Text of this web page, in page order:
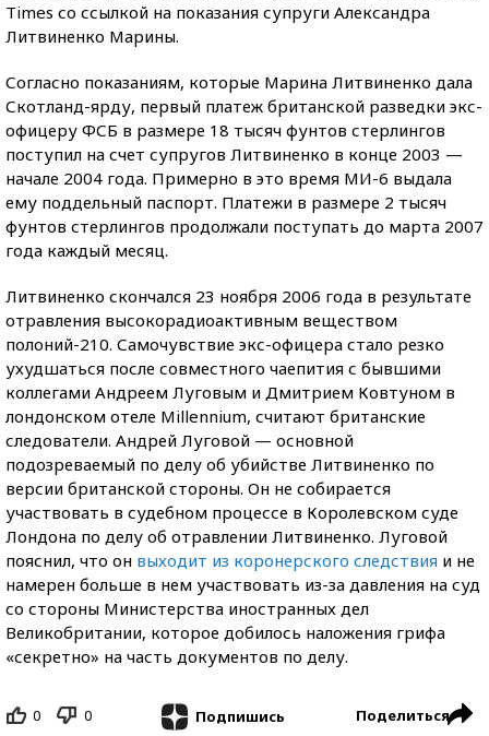
Times со ссылкой на показания супруги Александра
Литвиненко Марины.
Согласно показаниям, которые Марина Литвиненко дала
Скотланд-ярду, первый платеж британской разведки экс-
офицеру ФСБ в размере 18 тысяч фунтов стерлингов
поступил на счет супругов Литвиненко в конце 2003 —
начале 2004 года. Примерно в это время МИ-6 выдала
ему поддельный паспорт. Платежи в размере 2 тысяч
фунтов стерлингов продолжали поступать до марта 2007
года каждый месяц.
Литвиненко скончался 23 ноября 2006 года в результате
отравления высокорадиоактивным веществом
полоний-210. Самочувствие экс-офицера стало резко
ухудшаться после совместного чаепития с бывшими
коллегами Андреем Луговым и Дмитрием Ковтуном в
лондонском отеле Millennium, считают британские
следователи. Андрей Луговой — основной
подозреваемый по делу об убийстве Литвиненко по
версии британской стороны. Он не собирается
участвовать в судебном процессе в Королевском суде
Лондона по делу об отравлении Литвиненко. Луговой
пояснил, что он выходит из коронерского следствия и не
намерен больше в нем участвовать из-за давления на суд
со стороны Министерства иностранных дел
Великобритании, которое добилось наложения грифа
«секретно» на часть документов по делу.
0 0 Подпишись Поделиться